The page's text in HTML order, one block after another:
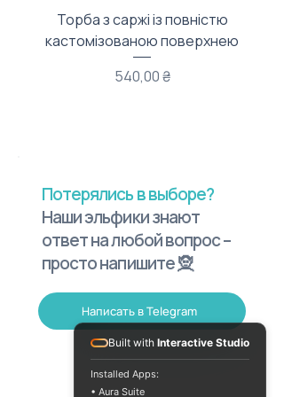
Торба з саржі із повністю
кастомізованою поверхнею
Цена
540,00 ₴
Потерялись в выборе?
Наши эльфики знают
ответ на любой вопрос –
просто напишите 🧝
Написать в Telegram
Built with Interactive Studio
Installed Apps:
• Aura Suite